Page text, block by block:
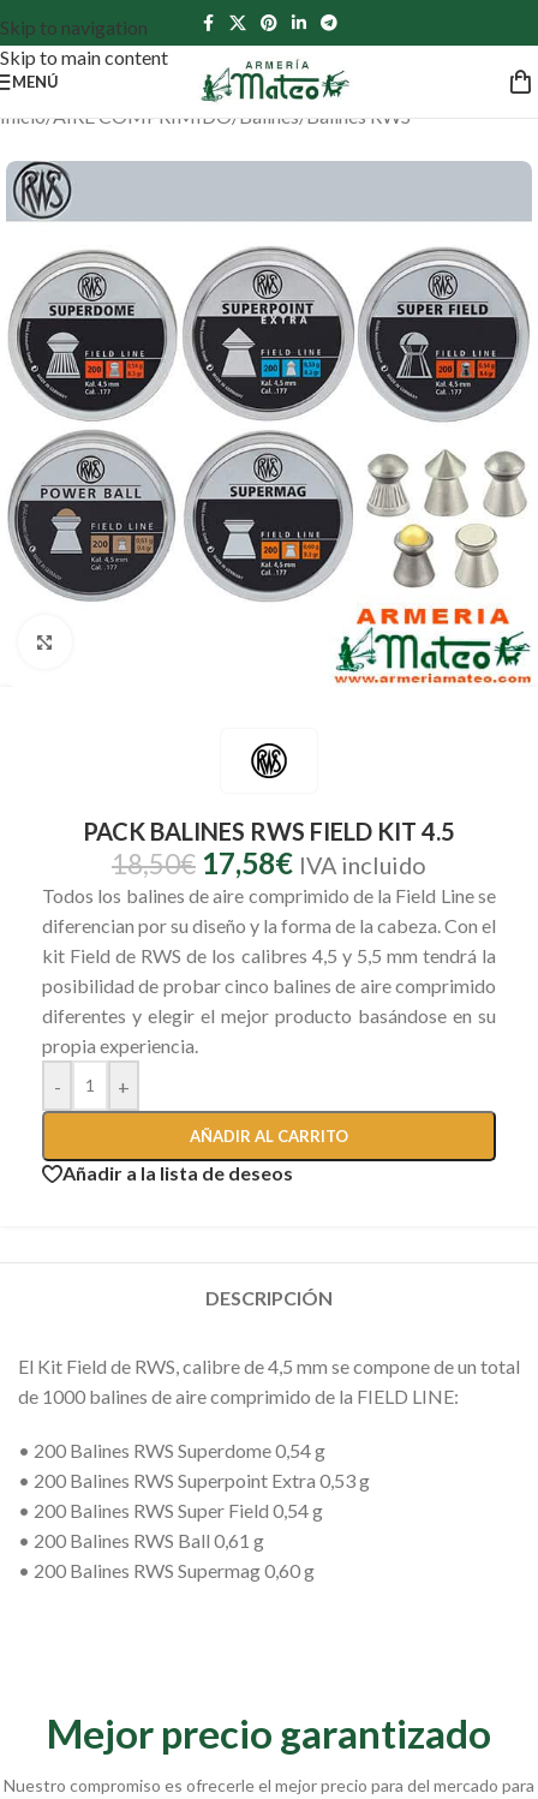
Skip to navigation
Skip to main content
MENÚ
Inicio/AIRE COMPRIMIDO/ Balines/ Balines RWS
PACK BALINES RWS FIELD KIT 4.5
18,50€ 17,58€ IVA incluido
Todos los balines de aire comprimido de la Field Line se
diferencian por su diseño y la forma de la cabeza. Con el
kit Field de RWS de los calibres 4,5 y 5,5 mm tendrá la
posibilidad de probar cinco balines de aire comprimido
diferentes y elegir el mejor producto basándose en su
propia experiencia.
-
+
AÑADIR AL CARRITO
Añadir a la lista de deseos
DESCRIPCIÓN
El Kit Field de RWS, calibre de 4,5 mm se compone de un total
de 1000 balines de aire comprimido de la FIELD LINE:
• 200 Balines RWS Superdome 0,54 g
• 200 Balines RWS Superpoint Extra 0,53 g
• 200 Balines RWS Super Field 0,54 g
• 200 Balines RWS Ball 0,61 g
• 200 Balines RWS Supermag 0,60 g
Mejor precio garantizado
Nuestro compromiso es ofrecerle el mejor precio para del mercado para